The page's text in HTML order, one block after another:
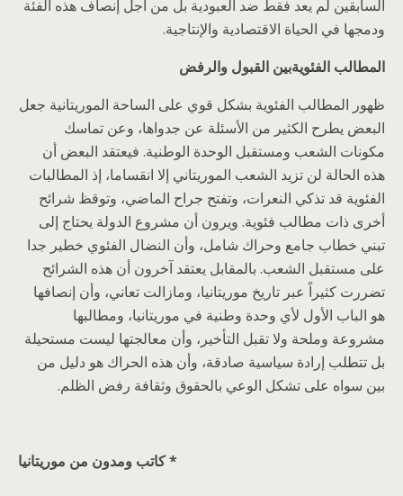
السابقين لم يعد فقط ضد العبودية بل من أجل إنصاف هذه الفئة
ودمجها في الحياة الاقتصادية والإنتاجية.
المطالب الفئويةبين القبول والرفض
ظهور المطالب الفئوية بشكل قوي على الساحة الموريتانية جعل
البعض يطرح الكثير من الأسئلة عن جدواها، وعن تماسك
مكونات الشعب ومستقبل الوحدة الوطنية. فيعتقد البعض أن
هذه الحالة لن تزيد الشعب الموريتاني إلا انقساما، إذ المطالبات
الفئوية قد تذكي النعرات، وتفتح جراح الماضي، وتوقظ شرائح
أخرى ذات مطالب فئوية. ويرون أن مشروع الدولة يحتاج إلى
تبني خطاب جامع وحراك شامل، وأن النضال الفئوي خطير جدا
على مستقبل الشعب. بالمقابل يعتقد آخرون أن هذه الشرائح
تضررت كثيراً عبر تاريخ موريتانيا، ومازالت تعاني، وأن إنصافها
هو الباب الأول لأي وحدة وطنية في موريتانيا، ومطالبها
مشروعة وملحة ولا تقبل التأخير، وأن معالجتها ليست مستحيلة
بل تتطلب إرادة سياسية صادقة، وأن هذه الحراك هو دليل من
بين سواه على تشكل الوعي بالحقوق وثقافة رفض الظلم.
* كاتب ومدون من موريتانيا